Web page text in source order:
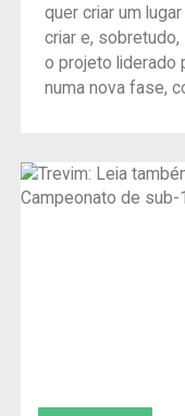
quer criar um
criar e,
o projeto liderado
numa nova fase,